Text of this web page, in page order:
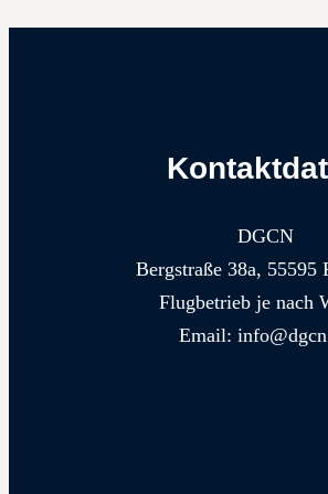
DGCN
Bergstraße 38a, 55595
Flugbetrieb je nach
Email: